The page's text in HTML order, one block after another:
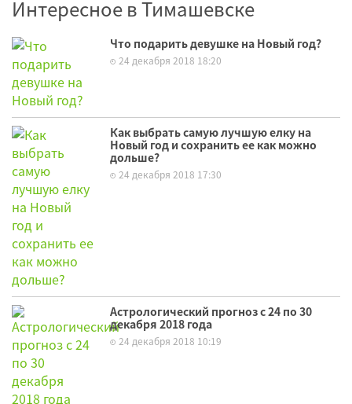
Интересное в Тимашевске
Что подарить девушке на Новый год?
24 декабря 2018 18:20
Как выбрать самую лучшую елку на
Новый год и сохранить ее как можно
дольше?
24 декабря 2018 17:30
Астрологический прогноз с 24 по 30
декабря 2018 года
24 декабря 2018 10:19